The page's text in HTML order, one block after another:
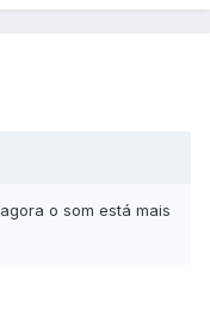
o som está mais